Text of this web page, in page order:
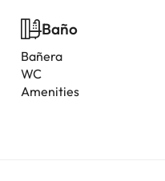
Baño
Bañera
WC
Amenities